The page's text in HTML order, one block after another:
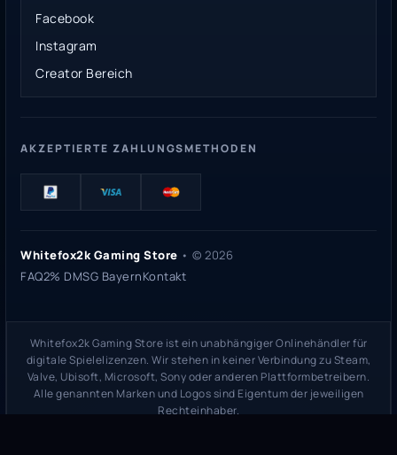
Facebook
Instagram
Creator Bereich
AKZEPTIERTE ZAHLUNGSMETHODEN
Whitefox2k Gaming Store • © 2026
FAQ2% DMSG BayernKontakt
Whitefox2k Gaming Store ist ein unabhängiger Onlinehändler für
digitale Spielelizenzen. Wir stehen in keiner Verbindung zu Steam,
Valve, Ubisoft, Microsoft, Sony oder anderen Plattformbetreibern.
Alle genannten Marken und Logos sind Eigentum der jeweiligen
Rechteinhaber.